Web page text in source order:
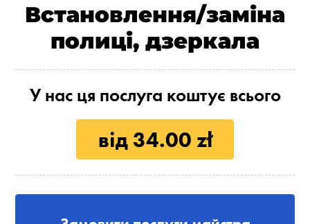
Встановлення/заміна
полиці, дзеркала
У нас ця послуга коштує всього
від 34.00 zł